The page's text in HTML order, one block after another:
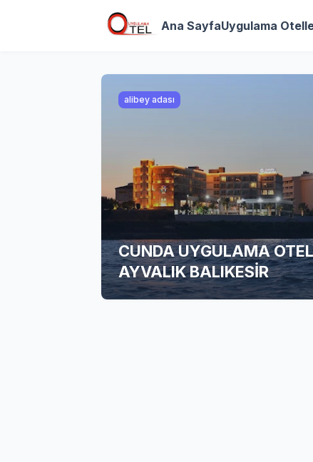
Ana SayfaUygulama
alibey adası
CUNDA UYGULAMA
AYVALIK BALIKESİR